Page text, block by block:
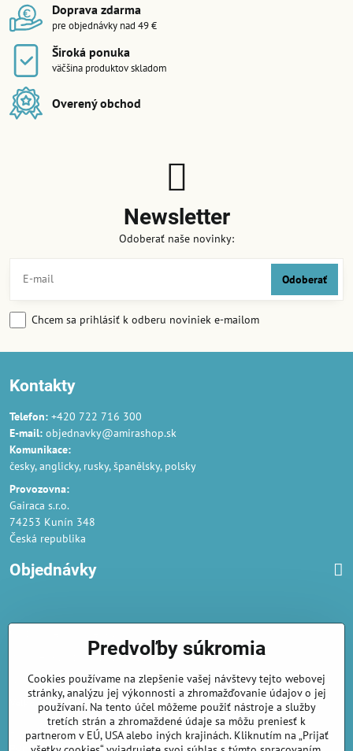
Doprava zdarma
pre objednávky nad 49 €
Široká ponuka
väčšina produktov skladom
Overený obchod
Newsletter
Odoberať naše novinky:
Odoberať
Chcem sa prihlásiť k odberu noviniek e-mailom
Kontakty
Telefon: +420 722 716 300
E-mail: objednavky@amirashop.sk
Komunikace:
česky, anglicky, rusky, španělsky, polsky
Provozovna:
Gairaca s.r.o.
74253 Kunín 348
Česká republika
Objednávky
Podmienky ochrany osobných údajov
Náklady na dodání a doba dodání
Veľkoobchod- značka Gaira®
AmiraShop je registrovaný na Puncovom úrade.
Puncové značkysú k nahliadnuttu.
Predvoľby súkromia
Cookies používame na zlepšenie vašej návštevy tejto webovej
stránky, analýzu jej výkonnosti a zhromažďovanie údajov o jej
používaní. Na tento účel môžeme použiť nástroje a služby
tretích strán a zhromaždené údaje sa môžu preniesť k
partnerom v EÚ, USA alebo iných krajinách. Kliknutím na „Prijať